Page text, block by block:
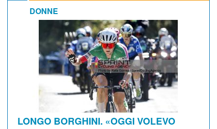
DONNE
LONGO BORGHINI. «OGGI VOLEVO